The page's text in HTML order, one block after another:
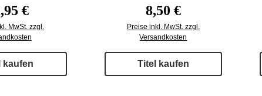
Preis:
€
MwSt. zzgl.
kaufen
Regulärer Preis:
8,50 €
Preise inkl. MwSt. zzgl.
Versandkosten
Titel kaufen